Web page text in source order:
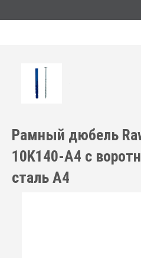
Рамный дюбель
10K140-A4 с
сталь A4